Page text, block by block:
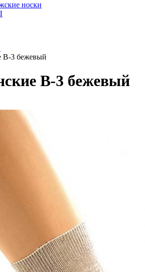
носки
В-3 бежевый
В-3 бежевый